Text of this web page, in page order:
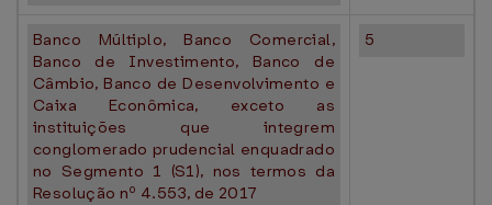
Banco Múltiplo, Banco Comercial,
Banco de Investimento, Banco de
Câmbio, Banco de Desenvolvimento e
Caixa Econômica, exceto as
instituições que integrem
conglomerado prudencial enquadrado
no Segmento 1 (S1), nos termos da
Resolução nº 4.553, de 2017
5